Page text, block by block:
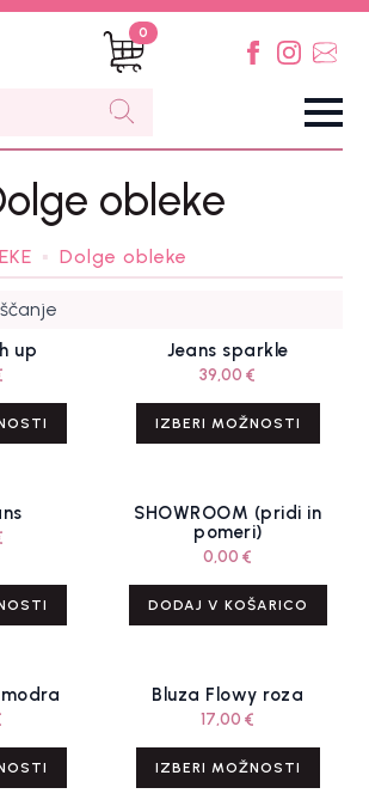
0
obleke
Dolge obleke
up Jeans sparkle
39,00€
IZBERI MOŽNOSTI
SHOWROOM (pridi in
pomeri)
0,00€
DODAJ V KOŠARICO
Bluza Flowy roza
17,00€
IZBERI MOŽNOSTI